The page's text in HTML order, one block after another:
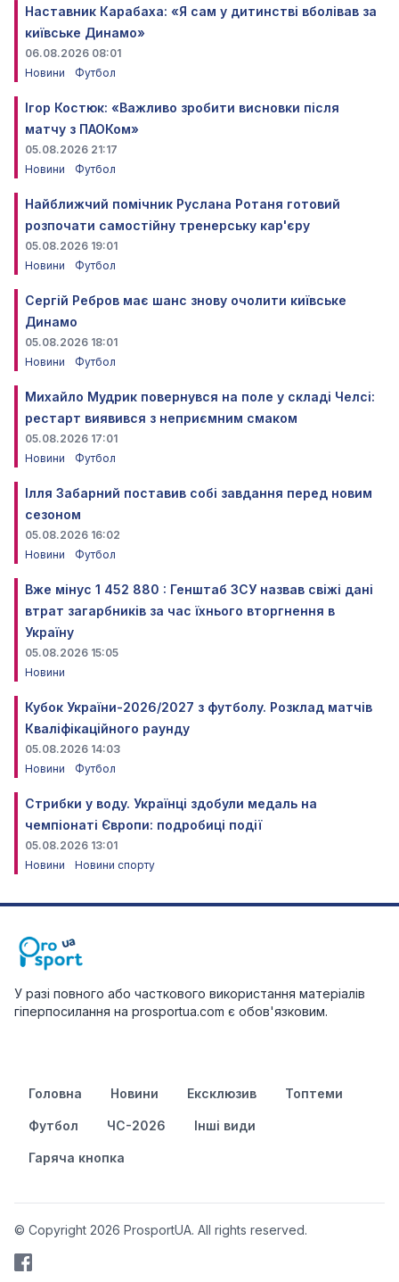
Наставник Карабаха: «Я сам у дитинстві вболівав за
київське Динамо»
06.08.2026 08:01
Новини
Футбол
Ігор Костюк: «Важливо зробити висновки після
матчу з ПАОКом»
05.08.2026 21:17
Новини
Футбол
Найближчий помічник Руслана Ротаня готовий
розпочати самостійну тренерську кар'єру
05.08.2026 19:01
Новини
Футбол
Сергій Ребров має шанс знову очолити київське
Динамо
05.08.2026 18:01
Новини
Футбол
Михайло Мудрик повернувся на поле у складі Челсі:
рестарт виявився з неприємним смаком
05.08.2026 17:01
Новини
Футбол
Ілля Забарний поставив собі завдання перед новим
сезоном
05.08.2026 16:02
Новини
Футбол
Вже мінус 1 452 880 : Генштаб ЗСУ назвав свіжі дані
втрат загарбників за час їхнього вторгнення в
Україну
05.08.2026 15:05
Новини
Кубок України-2026/2027 з футболу. Розклад матчів
Кваліфікаційного раунду
05.08.2026 14:03
Новини
Футбол
Стрибки у воду. Українці здобули медаль на
чемпіонаті Європи: подробиці події
05.08.2026 13:01
Новини
Новини спорту
У разі повного або часткового використання матеріалів
гіперпосилання на prosportua.com є обов'язковим.
Головна Новини Ексклюзив Топтеми
Футбол ЧС-2026 Інші види
Гаряча кнопка
© Copyright 2026 ProsportUA. All rights reserved.